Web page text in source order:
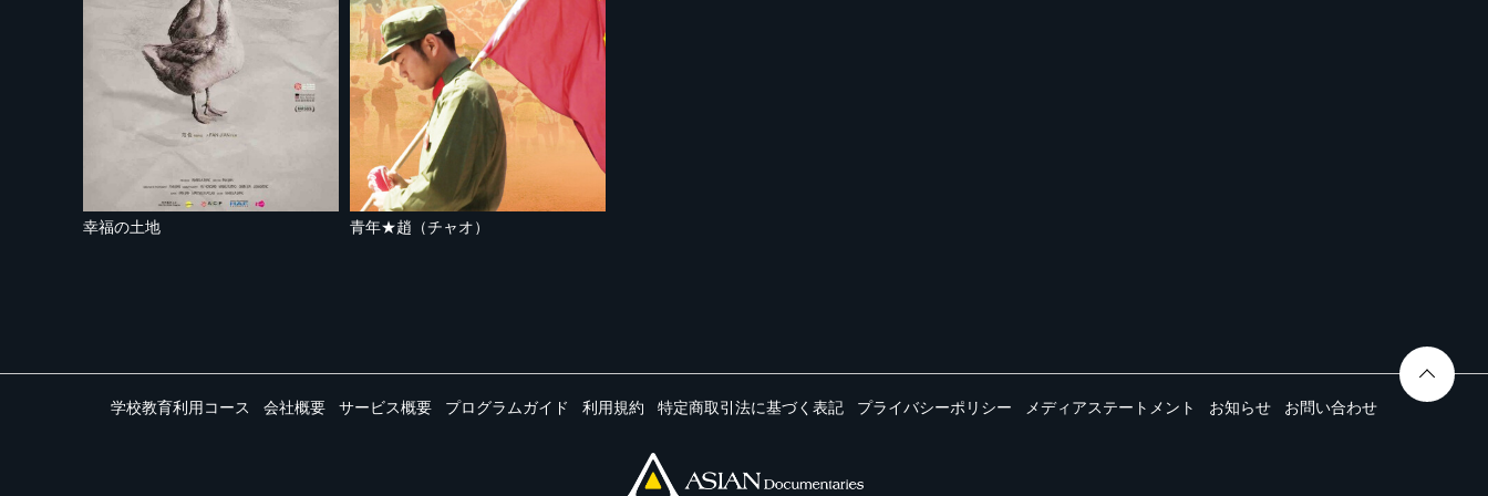
幸福の土地 青年★趙（チャオ）
学校教育利用コース 会社概要 サービス概要 プログラムガイド 利用規約 特定商取引法に基づく表記 プライバシーポリシー メディアステートメント お知らせ お問い合わせ